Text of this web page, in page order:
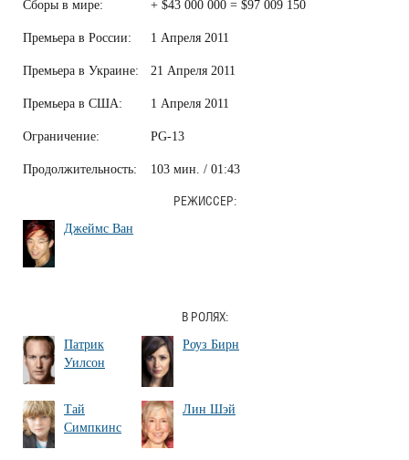
Сборы в мире: + $43 000 000 = $97 009 150
Премьера в России: 1 Апреля 2011
Премьера в Украине: 21 Апреля 2011
Премьера в США: 1 Апреля 2011
Ограничение: PG-13
Продолжительность: 103 мин. / 01:43
РЕЖИССЕР:
Джеймс Ван
В РОЛЯХ:
Патрик
Уилсон
Роуз Бирн
Тай
Симпкинс
Лин Шэй